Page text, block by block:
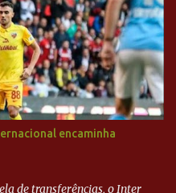
encaminha
de transferências, o Inter